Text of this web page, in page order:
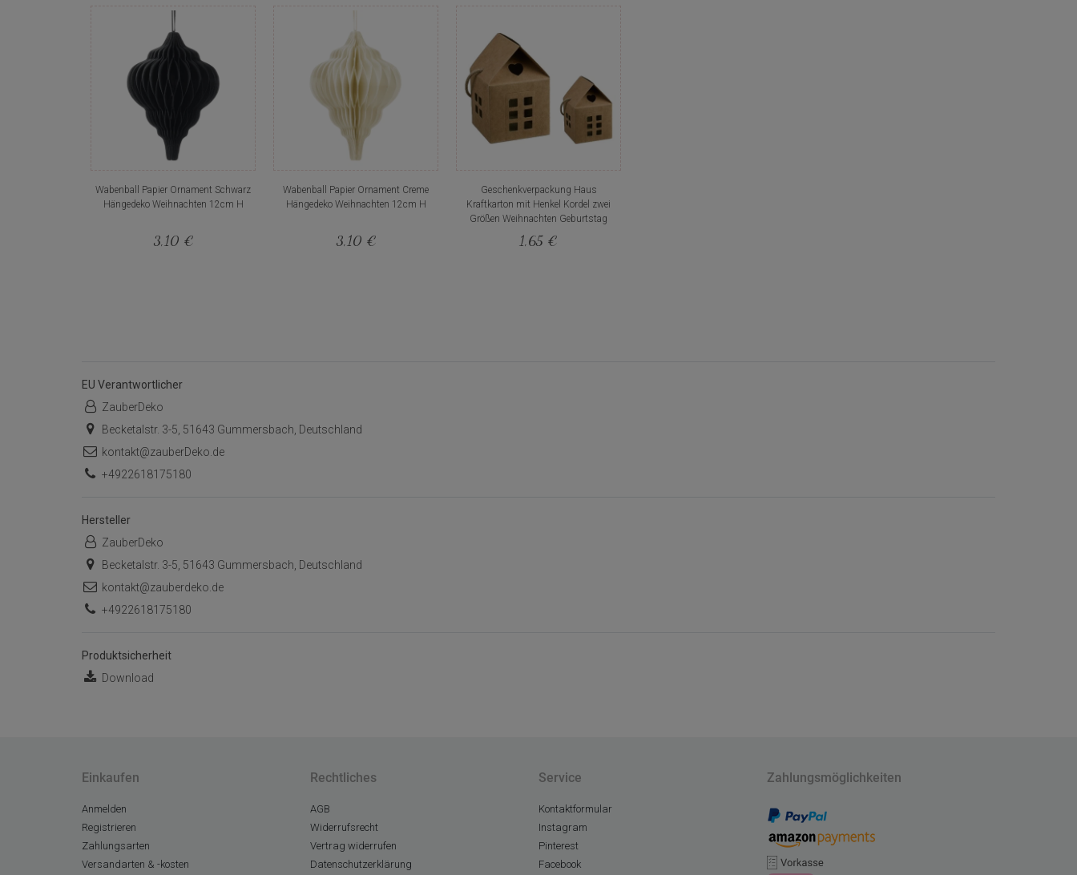
Wabenball Papier Ornament Schwarz
Hängedeko Weihnachten 12cm H
3,10 €
Wabenball Papier Ornament Creme
Hängedeko Weihnachten 12cm H
3,10 €
Geschenkverpackung Haus
Kraftkarton mit Henkel Kordel zwei
Größen Weihnachten Geburtstag
1,65 €
EU Verantwortlicher
ZauberDeko
Becketalstr. 3-5, 51643 Gummersbach, Deutschland
kontakt@zauberDeko.de
+4922618175180
Hersteller
ZauberDeko
Becketalstr. 3-5, 51643 Gummersbach, Deutschland
kontakt@zauberdeko.de
+4922618175180
Produktsicherheit
Download
Einkaufen
Anmelden
Registrieren
Zahlungsarten
Versandarten & -kosten
Rechtliches
AGB
Widerrufsrecht
Vertrag widerrufen
Datenschutzerklärung
Service
Kontaktformular
Instagram
Pinterest
Facebook
Zahlungsmöglichkeiten